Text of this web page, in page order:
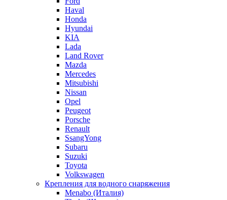
Haval
Honda
Hyundai
KIA
Lada
Land Rover
Mazda
Mercedes
Mitsubishi
Nissan
Opel
Peugeot
Porsche
Renault
SsangYong
Subaru
Suzuki
Toyota
Volkswagen
Крепления для водного снаряжения
Menabo (Италия)